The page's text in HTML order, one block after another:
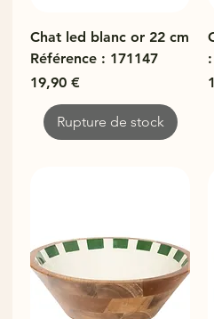
Chat led blanc or 22 cm
Référence : 171147
Prix
19,90 €
Rupture de stock